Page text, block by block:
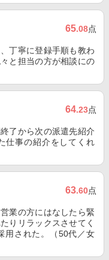
65.08点
丁寧に登録手順も教わ
と担当の方が相談にの
64.23点
了から次の派遣先紹介
仕事の紹介をしてくれ
63.60点
業の方にはなしたら緊
りリラックスさせてく
用された。（50代／女